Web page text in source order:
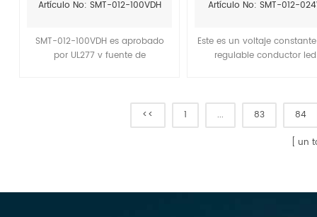
conductor del led
Artículo No: SMT-012-100VDH
SMT-012-100VDH es aprobado
por UL277 v fuente de
LEVITON borde de ataque y borde
de fuga dimmers con 7 años de
Artículo No: SMT-012-
Este es un voltaje
regulable conductor led
<< 1 ... 83 84
un